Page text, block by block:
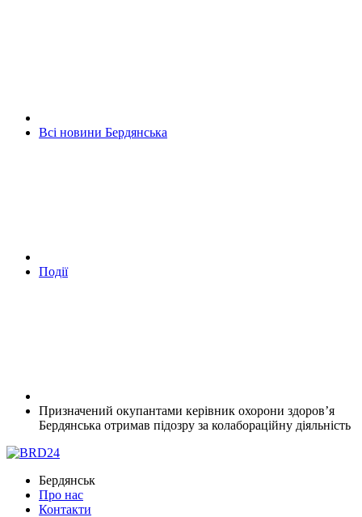
Всі новини Бердянська
Події
Призначений окупантами керівник охорони здоров’я
Бердянська отримав підозру за колабораційну діяльність
Бердянськ
Про нас
Контакти